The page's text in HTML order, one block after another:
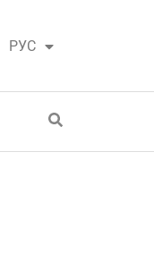
РУС
ҚАЗ